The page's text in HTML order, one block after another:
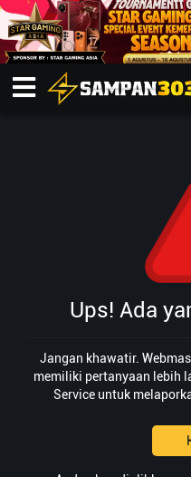
Ups! Ada
Jangan khawatir.
memiliki pertanyaan lebih
Service untuk